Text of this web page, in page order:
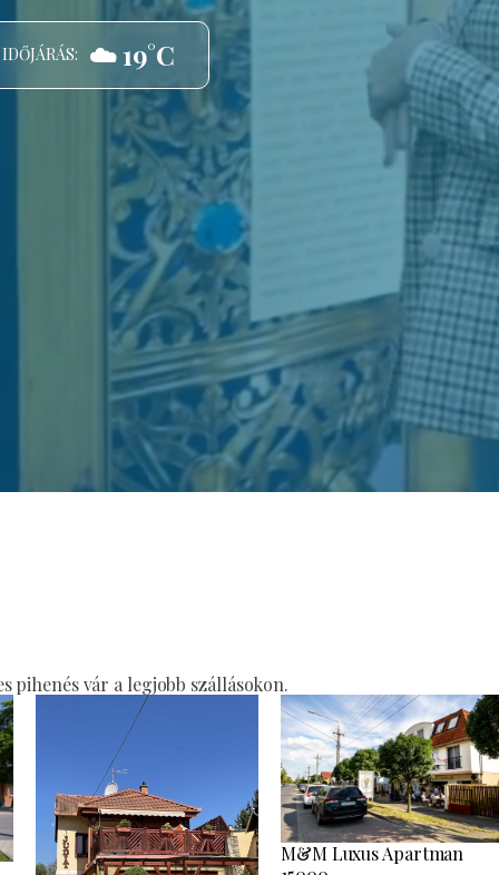
☁️ 19°C
pihenés vár a legjobb szállásokon.
M&M Luxus Apartman